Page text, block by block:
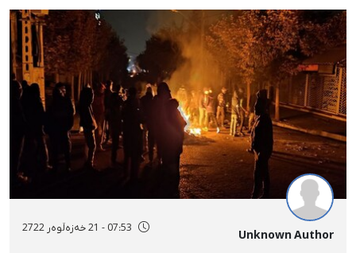
Unknown Author
07:53 - 21 خەزەڵوەر 2722